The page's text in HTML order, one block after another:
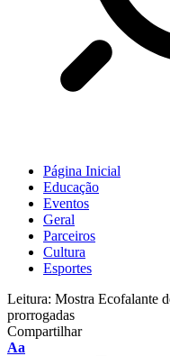
Página Inicial
Educação
Eventos
Geral
Parceiros
Cultura
Esportes
Leitura: Mostra Ecofalante
prorrogadas
Compartilhar
Aa